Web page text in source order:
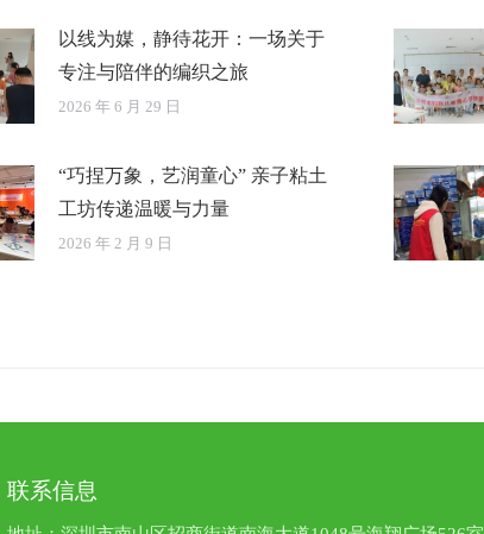
以线为媒，静待花开：一场关于
专注与陪伴的编织之旅
2026 年 6 月 29 日
“巧捏万象，艺润童心” 亲子粘土
工坊传递温暖与力量
2026 年 2 月 9 日
联系信息